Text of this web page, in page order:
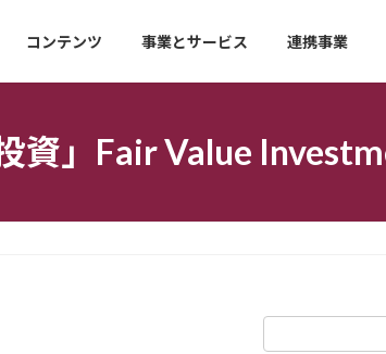
コンテンツ 事業とサービス 連携事業
資」Fair Value